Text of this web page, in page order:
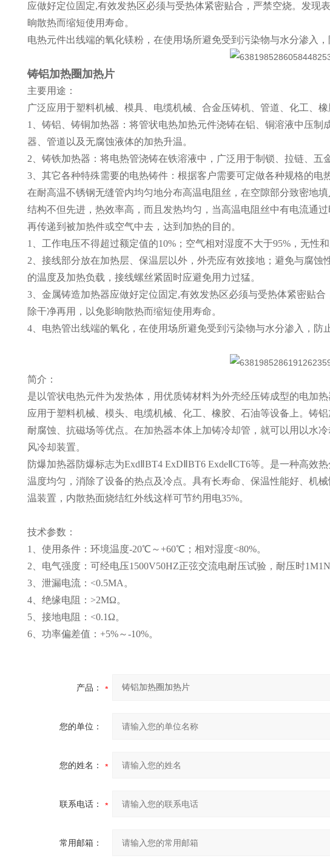
应做好定位固定,有效发热区必须与受热体紧密贴合，严禁空烧。发现
晌散热而缩短使用寿命。
电热元件出线端的氧化镁粉，在使用场所避免受到污染物与水分渗入，
铸铝加热圈加热片
主要用途：
广泛应用于塑料机械、模具、电缆机械、合金压铸机、管道、化工、橡
1、铸铝、铸铜加热器：将管状电热加热元件浇铸在铝、铜溶液中压
器、管道以及无腐蚀液体的加热升温。
2、铸铁加热器：将电热管浇铸在铁溶液中，广泛用于制锁、拉链、五
3、其它各种特殊需要的电热铸件：根据客户需要可定做各种规格的电
在耐高温不锈钢无缝管内均匀地分布高温电阻丝，在空隙部分致密地
结构不但先进，热效率高，而且发热均匀，当高温电阻丝中有电流通
再传递到被加热件或空气中去，达到加热的目的。
1、工作电压不得超过额定值的10%；空气相对湿度不大于95%，无性和
2、接线部分放在加热层、保温层以外，外壳应有效接地；避免与腐
的温度及加热负载，接线螺丝紧固时应避免用力过猛。
3、金属铸造加热器应做好定位固定,有效发热区必须与受热体紧密贴
除干净再用，以免影晌散热而缩短使用寿命。
4、电热管出线端的氧化，在使用场所避免受到污染物与水分渗入，防
简介：
是以管状电热元件为发热体，用优质铸材料为外壳经压铸成型的电加
应用于塑料机械、模头、电缆机械、化工、橡胶、石油等设备上。铸
耐腐蚀、抗磁场等优点。在加热器本体上加铸冷却管，就可以用以水
风冷却装置。
防爆加热器防爆标志为ExdⅡBT4 ExDⅡBT6 ExdeⅡCT6等。是一种高效
温度均匀，消除了设备的热点及冷点。具有长寿命、保温性能好、机
温装置，内散热面烧结红外线这样可节约用电35%。
技术参数：
1、使用条件：环境温度-20℃～+60℃；相对湿度<80%。
2、电气强度：可经电压1500V50HZ正弦交流电耐压试验，耐压时1M1N
3、泄漏电流：<0.5MA。
4、绝缘电阻：>2MΩ。
5、接地电阻：<0.1Ω。
6、功率偏差值：+5%～-10%。
产品：
您的单位：
您的姓名：
联系电话：
常用邮箱：